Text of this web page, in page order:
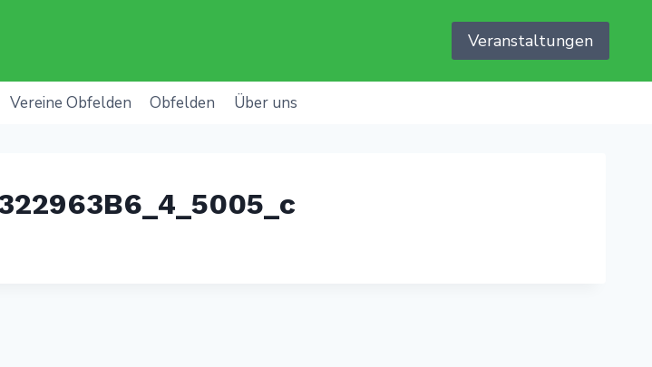
Veranstaltungen
Vereine Obfelden Obfelden Über uns